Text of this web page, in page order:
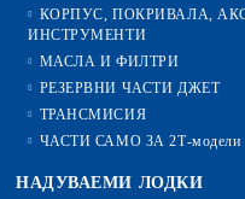
КОРПУС, ПОКРИВАЛА,
ИНСТРУМЕНТИ
МАСЛА И ФИЛТРИ
РЕЗЕРВНИ ЧАСТИ ДЖЕТ
ТРАНСМИСИЯ
ЧАСТИ САМО ЗА 2Т-модели
НАДУВАЕМИ ЛОДКИ